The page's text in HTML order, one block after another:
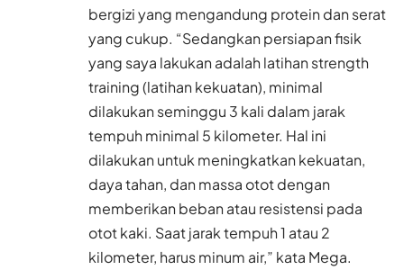
bergizi yang mengandung protein dan serat
yang cukup. “Sedangkan persiapan fisik
yang saya lakukan adalah latihan strength
training (latihan kekuatan), minimal
dilakukan seminggu 3 kali dalam jarak
tempuh minimal 5 kilometer. Hal ini
dilakukan untuk meningkatkan kekuatan,
daya tahan, dan massa otot dengan
memberikan beban atau resistensi pada
otot kaki. Saat jarak tempuh 1 atau 2
kilometer, harus minum air,” kata Mega.